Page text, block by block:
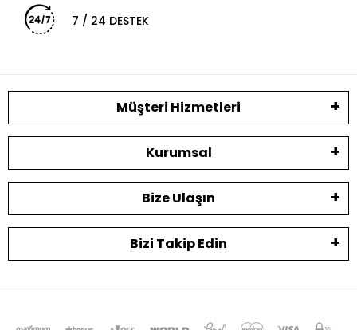
7 / 24 DESTEK
Müşteri Hizmetleri
Kurumsal
Bize Ulaşın
Bizi Takip Edin